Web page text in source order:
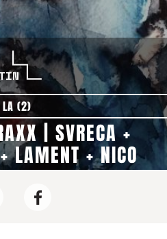
LA (2)
| SVRECA +
LAMENT + NICO